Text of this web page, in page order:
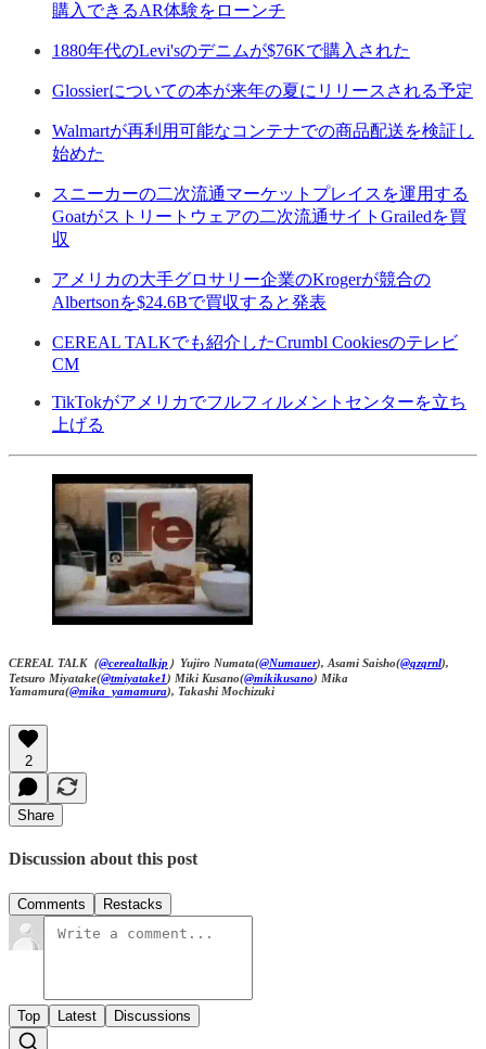
購入できるAR体験をローンチ
1880年代のLevi'sのデニムが$76Kで購入された
Glossierについての本が来年の夏にリリースされる予定
Walmartが再利用可能なコンテナでの商品配送を検証し
始めた
スニーカーの二次流通マーケットプレイスを運用する
Goatがストリートウェアの二次流通サイトGrailedを買
収
アメリカの大手グロサリー企業のKrogerが競合の
Albertsonを$24.6Bで買収すると発表
CEREAL TALKでも紹介したCrumbl Cookiesのテレビ
CM
TikTokがアメリカでフルフィルメントセンターを立ち
上げる
CEREAL TALK（@cerealtalkjp ）Yujiro Numata(@Numauer), Asami Saisho(@qzqrnl),
Tetsuro Miyatake(@tmiyatake1) Miki Kusano(@mikikusano) Mika
Yamamura(@mika_yamamura), Takashi Mochizuki
2
Share
Discussion about this post
Comments Restacks
Top Latest Discussions